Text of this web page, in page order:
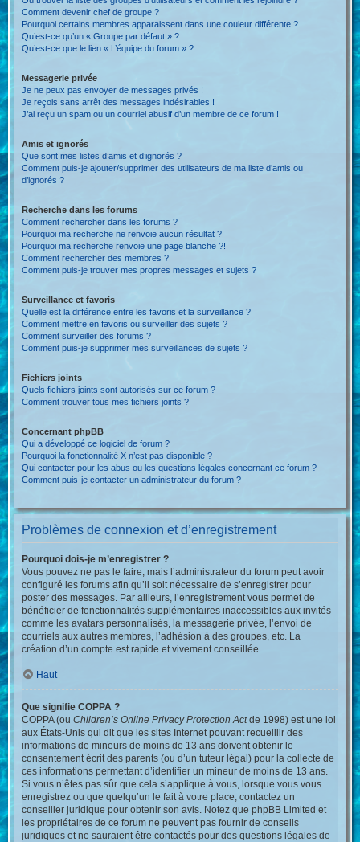
Comment devenir chef de groupe ?
Pourquoi certains membres apparaissent dans une couleur différente ?
Qu’est-ce qu’un « Groupe par défaut » ?
Qu’est-ce que le lien « L’équipe du forum » ?
Messagerie privée
Je ne peux pas envoyer de messages privés !
Je reçois sans arrêt des messages indésirables !
J’ai reçu un spam ou un courriel abusif d’un membre de ce forum !
Amis et ignorés
Que sont mes listes d’amis et d’ignorés ?
Comment puis-je ajouter/supprimer des utilisateurs de ma liste d’amis ou
d’ignorés ?
Recherche dans les forums
Comment rechercher dans les forums ?
Pourquoi ma recherche ne renvoie aucun résultat ?
Pourquoi ma recherche renvoie une page blanche ?!
Comment rechercher des membres ?
Comment puis-je trouver mes propres messages et sujets ?
Surveillance et favoris
Quelle est la différence entre les favoris et la surveillance ?
Comment mettre en favoris ou surveiller des sujets ?
Comment surveiller des forums ?
Comment puis-je supprimer mes surveillances de sujets ?
Fichiers joints
Quels fichiers joints sont autorisés sur ce forum ?
Comment trouver tous mes fichiers joints ?
Concernant phpBB
Qui a développé ce logiciel de forum ?
Pourquoi la fonctionnalité X n’est pas disponible ?
Qui contacter pour les abus ou les questions légales concernant ce forum ?
Comment puis-je contacter un administrateur du forum ?
Problèmes de connexion et d’enregistrement
Pourquoi dois-je m’enregistrer ?
Vous pouvez ne pas le faire, mais l’administrateur du forum peut avoir
configuré les forums afin qu’il soit nécessaire de s’enregistrer pour
poster des messages. Par ailleurs, l’enregistrement vous permet de
bénéficier de fonctionnalités supplémentaires inaccessibles aux invités
comme les avatars personnalisés, la messagerie privée, l’envoi de
courriels aux autres membres, l’adhésion à des groupes, etc. La
création d’un compte est rapide et vivement conseillée.
Haut
Que signifie COPPA ?
COPPA (ouChildren’s Online Privacy Protection Actde 1998) est une loi
aux États-Unis qui dit que les sites Internet pouvant recueillir des
informations de mineurs de moins de 13 ans doivent obtenir le
consentement écrit des parents (ou d’un tuteur légal) pour la collecte de
ces informations permettant d’identifier un mineur de moins de 13 ans.
Si vous n’êtes pas sûr que cela s’applique à vous, lorsque vous vous
enregistrez ou que quelqu’un le fait à votre place, contactez un
conseiller juridique pour obtenir son avis. Notez que phpBB Limited et
les propriétaires de ce forum ne peuvent pas fournir de conseils
juridiques et ne sauraient être contactés pour des questions légales de